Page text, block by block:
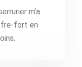
m’a
fort en